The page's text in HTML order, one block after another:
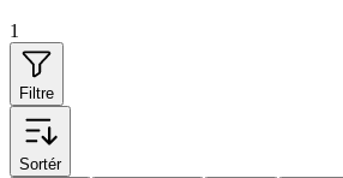
1
Filtre
Sortér